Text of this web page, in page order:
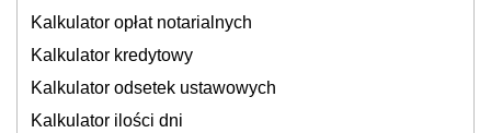
Kalkulator opłat notarialnych
Kalkulator kredytowy
Kalkulator odsetek ustawowych
Kalkulator ilości dni